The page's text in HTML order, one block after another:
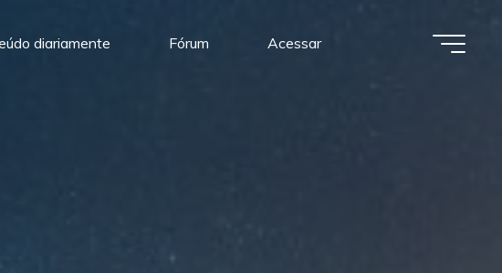
diariamente Fórum Acessar